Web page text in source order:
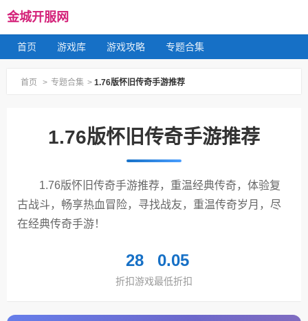
金城开服网
首页 游戏库 游戏攻略 专题合集
首页 > 专题合集 > 1.76版怀旧传奇手游推荐
1.76版怀旧传奇手游推荐
1.76版怀旧传奇手游推荐，重温经典传奇，体验复
古战斗，畅享热血冒险，寻找战友，重温传奇岁月，尽
在经典传奇手游！
28
折扣游戏
0.05
最低折扣